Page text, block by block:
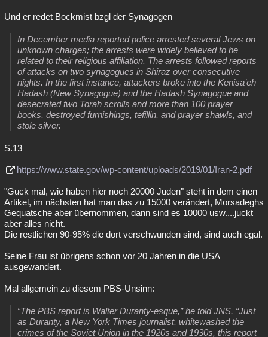
Und er redet Bockmist bzgl der Synagogen
In December media reported police arrested several Jews on
unknown charges; the arrests were widely believed to be
related to their religious affiliation. The arrests followed reports
of attacks on two synagogues in Shiraz over consecutive
nights. In the first instance, attackers broke into the Kenisa’eh
Hadash (New Synagogue) and the Hadash Synagogue and
desecrated two Torah scrolls and more than 100 prayer
books, destroyed furnishings, tefillin, and prayer shawls, and
stole silver.
S.13
https://www.state.gov/wp-content/uploads/2019/01/Iran-2.pdf
"Guck mal, wie haben hier noch 20000 Juden" steht in dem einen
Artikel, im nächsten hat man das zu 15000 verändert, Morsadeghs
Gequatsche aber übernommen, dann sind es 10000 usw....juckt
aber alles nicht.
Die restlichen 90-95% die dort verschwunden sind, sind auch egal.
Seine Frau ist übrigens schon vor 20 Jahren in die USA
ausgewandert.
Mal allgemein zu diesem PBS-Unsinn:
“The PBS report is Walter Duranty-esque,” he told JNS. “Just
as Duranty, a New York Times journalist, whitewashed the
crimes of the Soviet Union in the 1920s and 1930s, this report